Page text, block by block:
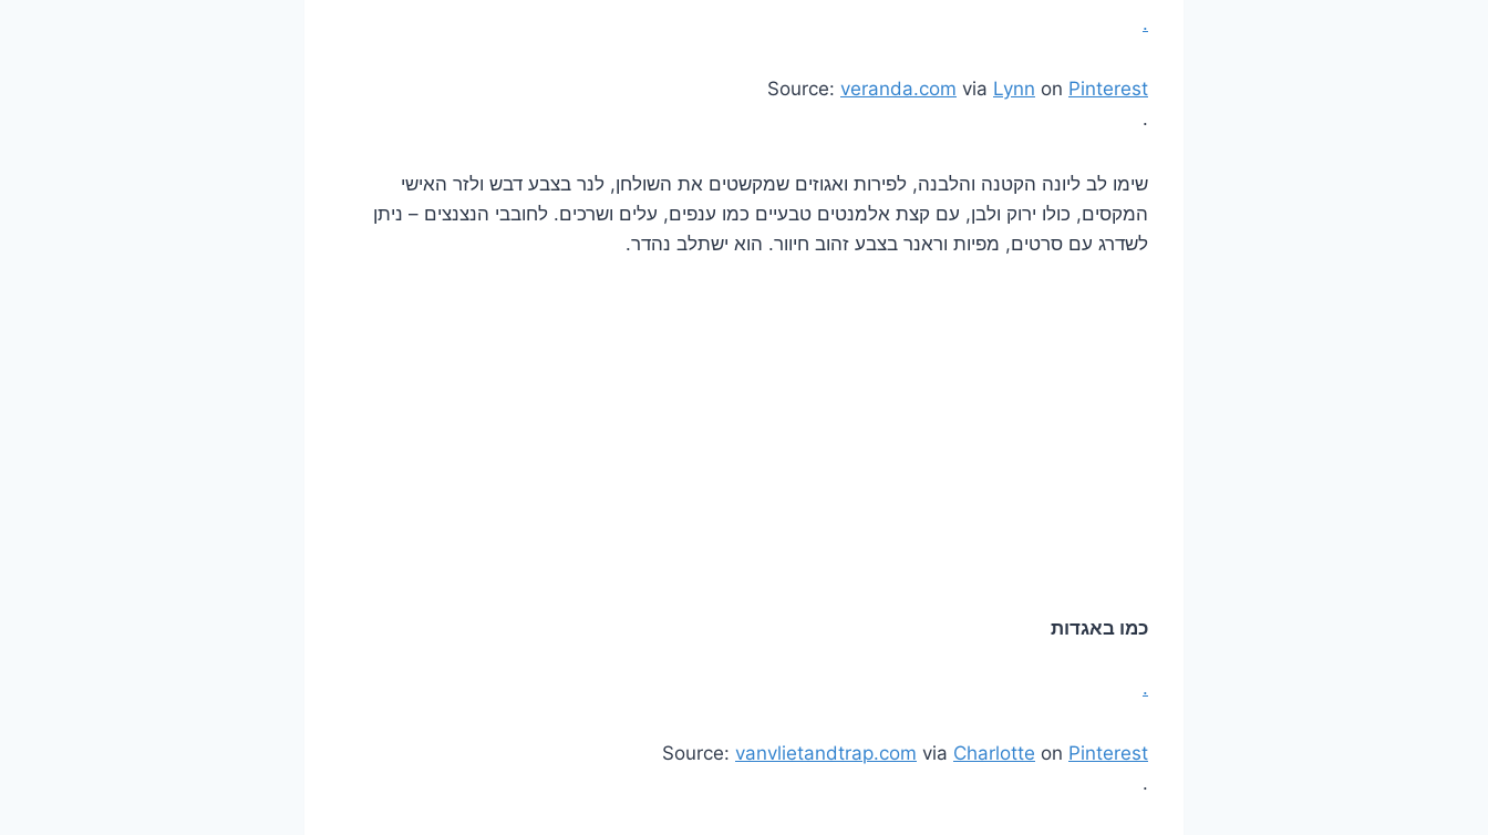
.
Source: veranda.com via Lynn on Pinterest
.
שימו לב ליונה הקטנה והלבנה, לפירות ואגוזים שמקשטים את השולחן, לנר בצבע דבש ולזר האישי
המקסים, כולו ירוק ולבן, עם קצת אלמנטים טבעיים כמו ענפים, עלים ושרכים. לחובבי הנצנצים – ניתן
לשדרג עם סרטים, מפיות וראנר בצבע זהוב חיוור. הוא ישתלב נהדר.
כמו באגדות
.
Source: vanvlietandtrap.com via Charlotte on Pinterest
.